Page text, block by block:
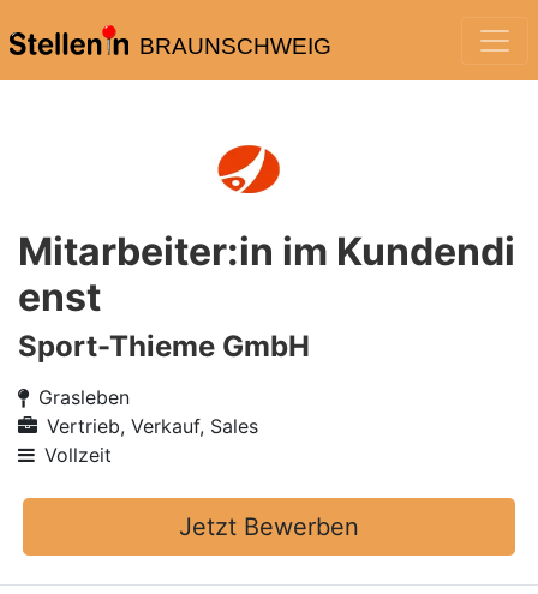
BRAUNSCHWEIG
Mitarbeiter:in im Kundendi
enst
Sport-Thieme GmbH
Grasleben
Vertrieb, Verkauf, Sales
Vollzeit
Jetzt Bewerben